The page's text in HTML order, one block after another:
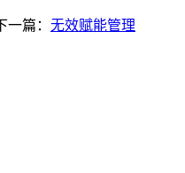
一篇： 无效赋能管理